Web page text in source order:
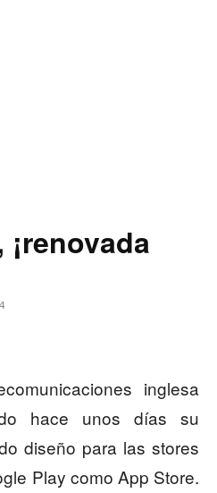
inglesa
hace unos días su
diseño para las stores
Play como App Store.